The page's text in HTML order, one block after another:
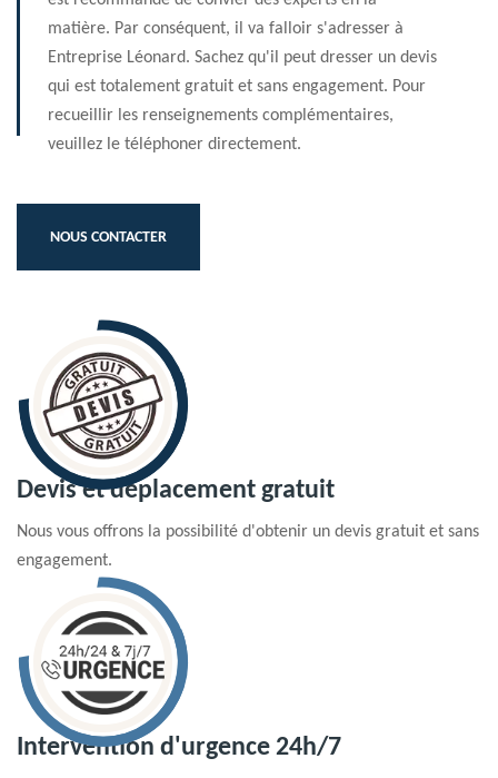
matière. Par conséquent, il va falloir s'adresser à
Entreprise Léonard. Sachez qu'il peut dresser un devis
qui est totalement gratuit et sans engagement. Pour
recueillir les renseignements complémentaires,
veuillez le téléphoner directement.
NOUS CONTACTER
Devis et déplacement gratuit
Nous vous offrons la possibilité d'obtenir un devis gratuit et sans
engagement.
Intervention d'urgence 24h/7